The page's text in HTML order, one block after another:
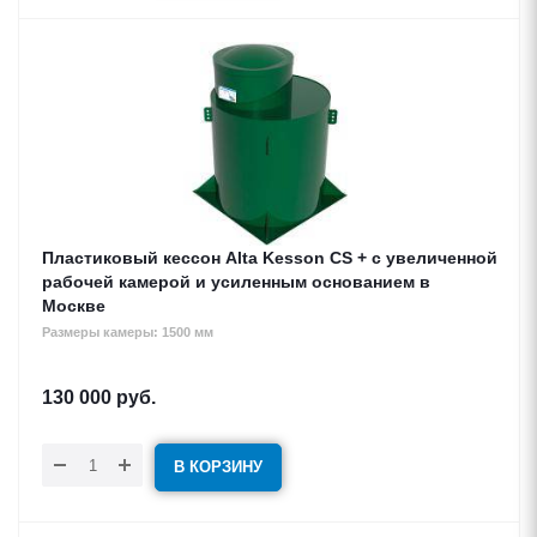
Пластиковый кессон Alta Kesson CS + c увеличенной
рабочей камерой и усиленным основанием в
Москве
Размеры камеры: 1500 мм
130 000 руб.
В КОРЗИНУ